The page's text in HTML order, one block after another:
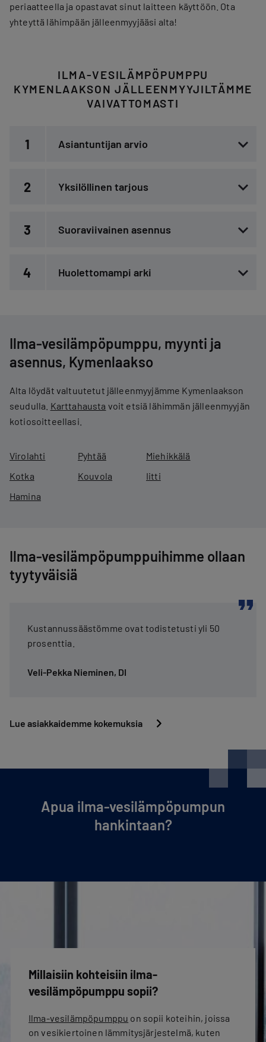
periaatteella ja opastavat sinut laitteen käyttöön. Ota
yhteyttä lähimpään jälleenmyyjääsi alta!
ILMA-VESILÄMPÖPUMPPU
KYMENLAAKSON JÄLLEENMYYJILTÄMME
VAIVATTOMASTI
1 Asiantuntijan arvio
2 Yksilöllinen tarjous
3 Suoraviivainen asennus
4 Huolettomampi arki
Ilma-vesilämpöpumppu, myynti ja
asennus, Kymenlaakso
Alta löydät valtuutetut jälleenmyyjämme Kymenlaakson
seudulla. Karttahausta voit etsiä lähimmän jälleenmyyjän
kotiosoitteellasi.
Virolahti Pyhtää
Miehikkälä
Kotka
Kouvola
Iitti
Hamina
Ilma-vesilämpöpumppuihimme ollaan
tyytyväisiä
Kustannussäästömme ovat todistetusti yli 50
prosenttia.
Veli-Pekka Nieminen, DI
Lue asiakkaidemme kokemuksia
Apua ilma-ve­si­läm­pö­pum­pun
hankintaan?
Millaisiin kohteisiin ilma-
vesilämpöpumppu sopii?
Ilma-vesilämpöpumppu on sopii koteihin, joissa
on vesikiertoinen lämmitysjärjestelmä, kuten